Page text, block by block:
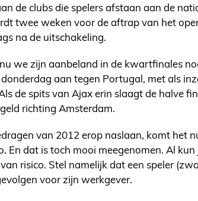
de clubs die spelers afstaan aan de
twee weken voor de aftrap van het
na de uitschakeling.
we zijn aanbeland in de kwartfinales
aan tegen Portugal, met als
de spits van Ajax erin slaagt de halve
richting Amsterdam.
van 2012 erop naslaan, komt het
En dat is toch mooi meegenomen. Al
risico. Stel namelijk dat een speler
voor zijn werkgever.